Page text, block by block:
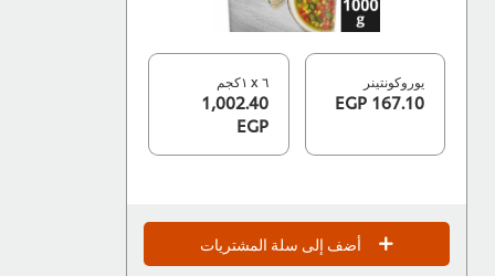
يوروكونتينر
167.10 EGP
1,002.40
EGP
أضف إلى سلة المشتريات